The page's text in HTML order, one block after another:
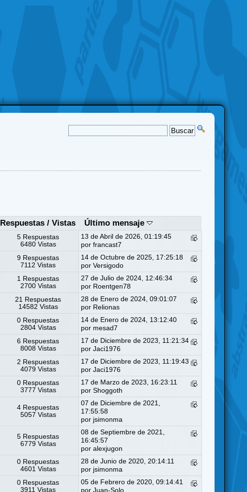
Respuestas /Vistas Último mensaje
5 Respuestas
6480 Vistas
13 de Abril de 2026, 01:19:45
porfrancast7
9 Respuestas
7112 Vistas
14 de Octubre de 2025, 17:25:18
porVersigodo
1 Respuestas
2700 Vistas
27 de Julio de 2024, 12:46:34
por Roentgen78
21 Respuestas
14582 Vistas
28 de Enero de 2024, 09:01:07
por Relionas
0 Respuestas
2804 Vistas
14 de Enero de 2024, 13:12:40
por mesad7
6 Respuestas
8008 Vistas
17 de Diciembre de 2023, 11:21:34
porJaci1976
2 Respuestas
4079 Vistas
17 de Diciembre de 2023, 11:19:43
porJaci1976
0 Respuestas
3777 Vistas
17 de Marzo de 2023, 16:23:11
porShoggoth
4 Respuestas
5057 Vistas
07 de Diciembre de 2021,
17:55:58
por jsimonma
5 Respuestas
6779 Vistas
08 de Septiembre de 2021,
16:45:57
poralexjugon
0 Respuestas
4601 Vistas
28 de Junio de 2020, 20:14:11
por jsimonma
0 Respuestas
3911 Vistas
05 de Febrero de 2020, 09:14:41
porJuan-Solo